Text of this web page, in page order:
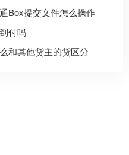
Box提交文件怎么操作
付吗
和其他货主的货区分